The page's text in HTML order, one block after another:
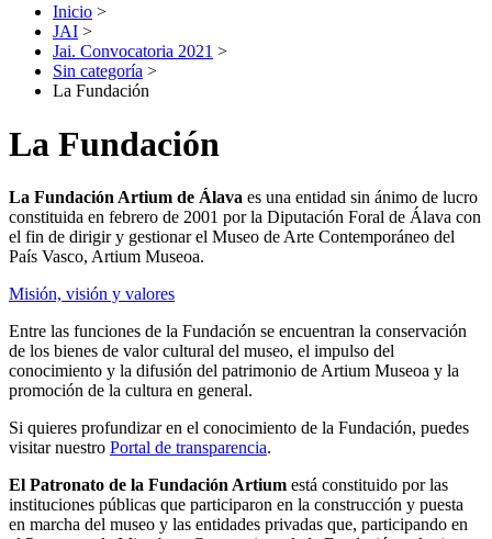
Inicio >
JAI >
Jai. Convocatoria 2021 >
Sin categoría >
La Fundación
La Fundación
La Fundación Artium de Álava es una entidad sin ánimo de lucro
constituida en febrero de 2001 por la Diputación Foral de Álava con
el fin de dirigir y gestionar el Museo de Arte Contemporáneo del
País Vasco, Artium Museoa.
Misión, visión y valores
Entre las funciones de la Fundación se encuentran la conservación
de los bienes de valor cultural del museo, el impulso del
conocimiento y la difusión del patrimonio de Artium Museoa y la
promoción de la cultura en general.
Si quieres profundizar en el conocimiento de la Fundación, puedes
visitar nuestro Portal de transparencia.
El Patronato de la Fundación Artium está constituido por las
instituciones públicas que participaron en la construcción y puesta
en marcha del museo y las entidades privadas que, participando en